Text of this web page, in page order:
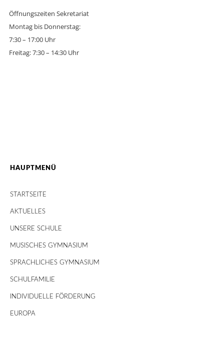
Öffnungszeiten Sekretariat
Montag bis Donnerstag:
7:30 – 17:00 Uhr
Freitag: 7:30 – 14:30 Uhr
HAUPTMENÜ
STARTSEITE
AKTUELLES
UNSERE SCHULE
MUSISCHES GYMNASIUM
SPRACHLICHES GYMNASIUM
SCHULFAMILIE
INDIVIDUELLE FÖRDERUNG
EUROPA